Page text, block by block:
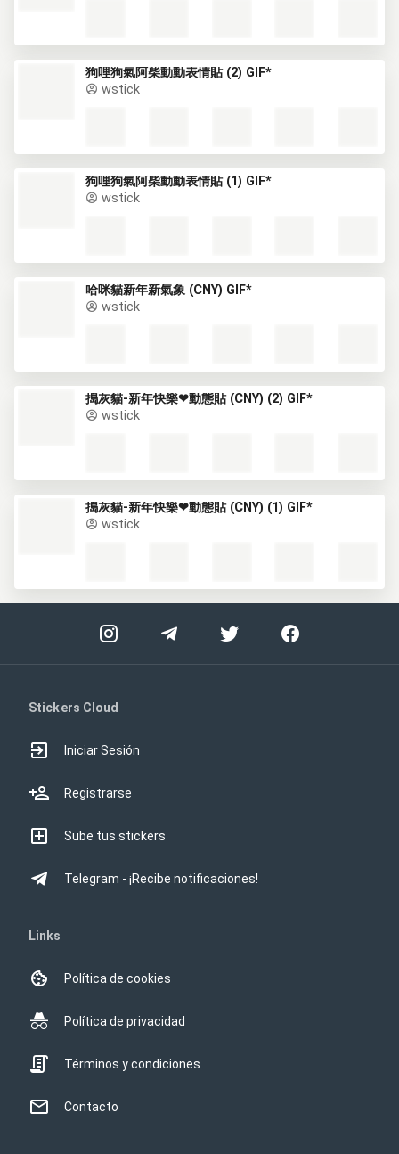
狗哩狗氣阿柴動動表情貼 (2) GIF*
wstick
狗哩狗氣阿柴動動表情貼 (1) GIF*
wstick
哈咪貓新年新氣象 (CNY) GIF*
wstick
搗灰貓-新年快樂❤動態貼 (CNY) (2) GIF*
wstick
搗灰貓-新年快樂❤動態貼 (CNY) (1) GIF*
wstick
Stickers Cloud
Iniciar Sesión
Registrarse
Sube tus stickers
Telegram - ¡Recibe notificaciones!
Links
Política de cookies
Política de privacidad
Términos y condiciones
Contacto